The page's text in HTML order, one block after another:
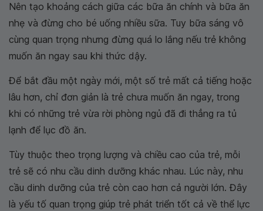
Nên tạo khoảng cách giữa các bữa ăn chính và bữa ăn
nhẹ và đừng cho bé uống nhiều sữa. Tuy bữa sáng vô
cùng quan trọng nhưng đừng quá lo lắng nếu trẻ không
muốn ăn ngay sau khi thức dậy.
Để bắt đầu một ngày mới, một số trẻ mất cả tiếng hoặc
lâu hơn, chỉ đơn giản là trẻ chưa muốn ăn ngay, trong
khi có những trẻ vừa rời phòng ngủ đã đi thẳng ra tủ
lạnh để lục đồ ăn.
Tùy thuộc theo trọng lượng và chiều cao của trẻ, mỗi
trẻ sẽ có nhu cầu dinh dưỡng khác nhau. Lúc này, nhu
cầu dinh dưỡng của trẻ còn cao hơn cả người lớn. Đây
là yếu tố quan trọng giúp trẻ phát triển tốt cả về thể lực